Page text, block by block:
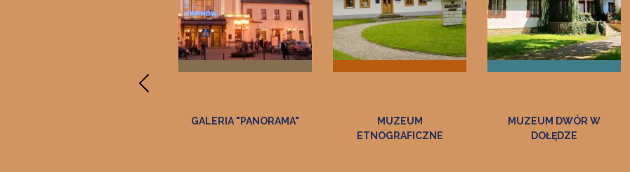
GALERIA "PANORAMA"
MUZEUM
ETNOGRAFICZNE
MUZEUM DWÓR W
DOŁĘDZE